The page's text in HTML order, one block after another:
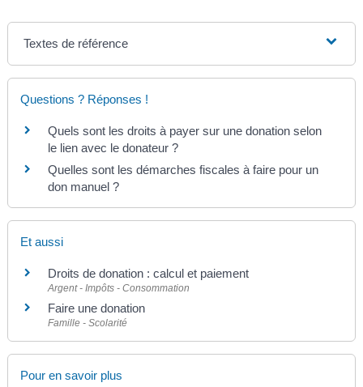
Textes de référence
Questions ? Réponses !
Quels sont les droits à payer sur une donation selon
le lien avec le donateur ?
Quelles sont les démarches fiscales à faire pour un
don manuel ?
Et aussi
Droits de donation : calcul et paiement
Argent - Impôts - Consommation
Faire une donation
Famille - Scolarité
Pour en savoir plus